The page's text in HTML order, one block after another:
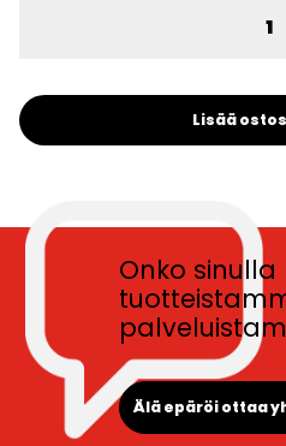
Lisää
Onko
Älä epäröi ottaa